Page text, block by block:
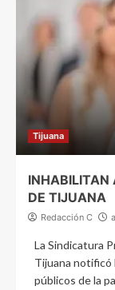
Tijuana
INHABILITAN
DE TIJUANA
Redacción C
La Sindicatura
Tijuana notificó
públicos de la